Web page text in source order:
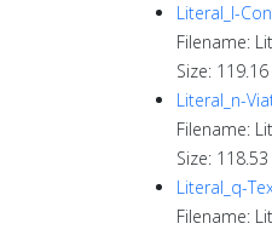
Literal_l-
Filename:
Size: 119.16
Literal_n-
Filename:
Size: 118.53
Literal_q-
Filename: